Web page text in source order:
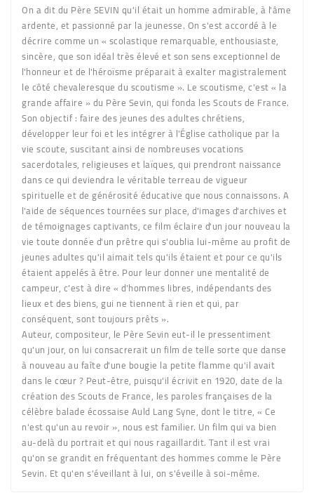
On a dit du Père SEVIN qu'il était un homme admirable, à l'âme
ardente, et passionné par la jeunesse. On s'est accordé à le
décrire comme un « scolastique remarquable, enthousiaste,
sincère, que son idéal très élevé et son sens exceptionnel de
l'honneur et de l'héroïsme préparait à exalter magistralement
le côté chevaleresque du scoutisme ». Le scoutisme, c'est « la
grande affaire » du Père Sevin, qui fonda les Scouts de France.
Son objectif : faire des jeunes des adultes chrétiens,
développer leur foi et les intégrer à l'Église catholique par la
vie scoute, suscitant ainsi de nombreuses vocations
sacerdotales, religieuses et laïques, qui prendront naissance
dans ce qui deviendra le véritable terreau de vigueur
spirituelle et de générosité éducative que nous connaissons. A
l'aide de séquences tournées sur place, d'images d'archives et
de témoignages captivants, ce film éclaire d'un jour nouveau la
vie toute donnée d'un prêtre qui s'oublia lui-même au profit de
jeunes adultes qu'il aimait tels qu'ils étaient et pour ce qu'ils
étaient appelés à être. Pour leur donner une mentalité de
campeur, c'est à dire « d'hommes libres, indépendants des
lieux et des biens, gui ne tiennent à rien et qui, par
conséquent, sont toujours prêts ».
Auteur, compositeur, le Père Sevin eut-il le pressentiment
qu'un jour, on lui consacrerait un film de telle sorte que danse
à nouveau au faîte d'une bougie la petite flamme qu'il avait
dans le cœur ? Peut-être, puisqu'il écrivit en 1920, date de la
création des Scouts de France, les paroles françaises de la
célèbre balade écossaise Auld Lang Syne, dont le titre, « Ce
n'est qu'un au revoir », nous est familier. Un film qui va bien
au-delà du portrait et qui nous ragaillardit. Tant il est vrai
qu'on se grandit en fréquentant des hommes comme le Père
Sevin. Et qu'en s'éveillant à lui, on s'éveille à soi-même.